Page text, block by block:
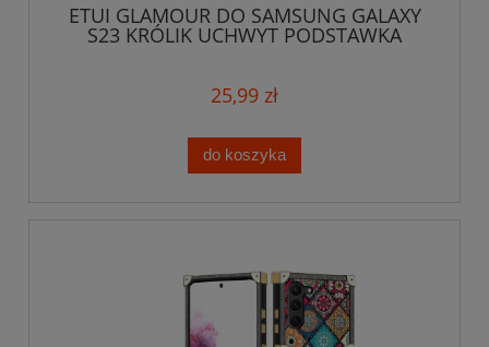
ETUI GLAMOUR DO SAMSUNG GALAXY
S23 KRÓLIK UCHWYT PODSTAWKA
25,99 zł
do koszyka